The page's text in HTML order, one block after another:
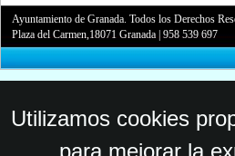
Ayuntamiento de Granada. Todos los Derechos
Plaza del Carmen,18071 Granada |958 539 697
Utilizamos cookies
para mejorar la